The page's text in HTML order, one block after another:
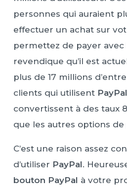
personnes qui auraient
effectuer un achat sur
permettez de payer avec
revendique qu’il est
plus de 17 millions
clients qui utilisent PayPal
convertissent à des taux
que les autres options de
C’est une raison assez
d’utiliser PayPal.
bouton PayPal à votre